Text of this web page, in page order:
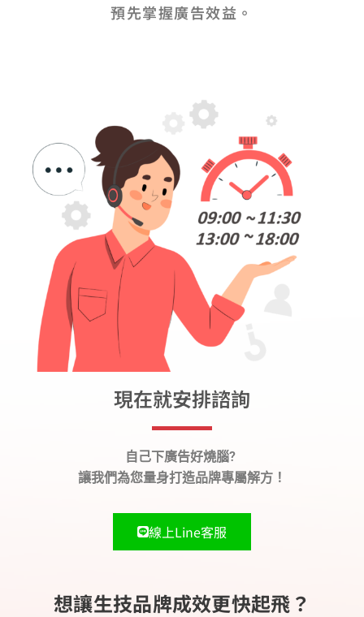
預先掌握廣告效益。
現在就安排諮詢
自己下廣告好燒腦?
讓我們為您量身打造品牌專屬解方！
線上Line客服
想讓生技品牌成效更快起飛？